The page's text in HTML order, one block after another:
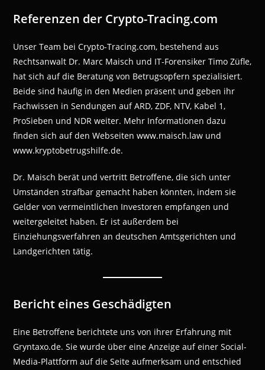
Referenzen der Crypto-Tracing.com
Unser Team bei Crypto-Tracing.com, bestehend aus
Rechtsanwalt Dr. Marc Maisch und IT-Forensiker Timo Züfle,
hat sich auf die Beratung von Betrugsopfern spezialisiert.
Beide sind häufig in den Medien präsent und geben ihr
Fachwissen in Sendungen auf ARD, ZDF, NTV, Kabel 1,
ProSieben und NDR weiter. Mehr Informationen dazu
finden sich auf den Webseiten www.maisch.law und
www.kryptobetrugshilfe.de.
Dr. Maisch berät und vertritt Betroffene, die sich unter
Umständen strafbar gemacht haben könnten, indem sie
Gelder von vermeintlichen Investoren empfangen und
weitergeleitet haben. Er ist außerdem bei
Einziehungsverfahren an deutschen Amtsgerichten und
Landgerichten tätig.
Bericht eines Geschädigten
Eine Betroffene berichtete uns von ihrer Erfahrung mit
Gryntaxo.de. Sie wurde über eine Anzeige auf einer Social-
Media-Plattform auf die Seite aufmerksam und entschied